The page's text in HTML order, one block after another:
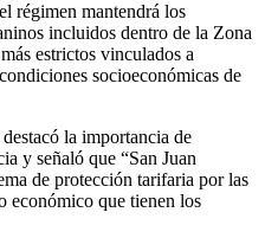
régimen mantendrá los
incluidos dentro de la Zona
estrictos vinculados a
socioeconómicas de
la importancia de
y señaló que “San Juan
de protección tarifaria por las
económico que tienen los